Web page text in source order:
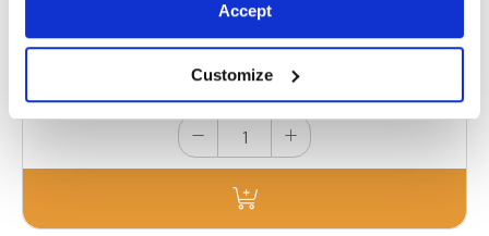
Accept
Customize
mm | Ø D : 25.25 mm | E : 25 mm | F : 50 mm | G
37 Voorraad
£33.62